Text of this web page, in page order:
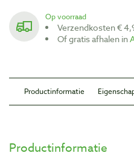
Op voorraad
Verzendkosten €
Of gratis afhalen in
Productinformatie
Productinformatie